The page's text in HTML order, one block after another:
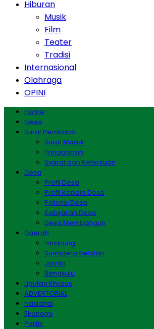
Hiburan
Musik
Film
Teater
Tradisi
Internasional
Olahraga
OPINI
Home
News
Surat Pembaca
Surat Masuk
Tanggapan
Syarat dan Ketentuan
Desa
Profil Desa
Profil Kepala Desa
Potensi Desa
Kebijakan Desa
Desa Membangun
Daerah
Lampung
Sumatera Selatan
Jambi
Bengkulu
Liputan Khusus
ADVERTORIAL
Nasional
Ekonomi
Politik